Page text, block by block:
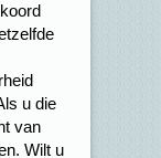
u die
van
Wilt u